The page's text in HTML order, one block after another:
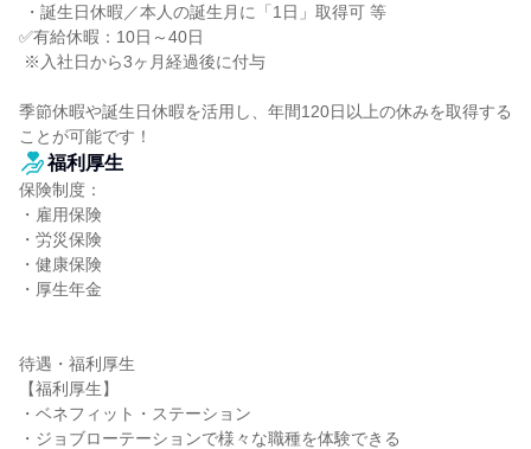
✅有給休暇：10日～40日
季節休暇や誕生日休暇を活用し、年間120日以上の休みを取得する
ことが可能です！
福利厚生
保険制度：
・雇用保険
・労災保険
・健康保険
・厚生年金
待遇・福利厚生
【福利厚生】
・ベネフィット・ステーション
・ジョブローテーションで様々な職種を体験できる